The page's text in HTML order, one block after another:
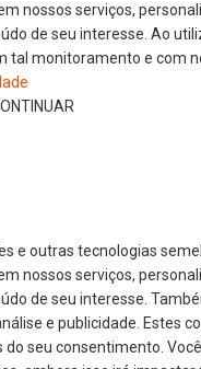
nossos serviços,
de seu interesse. Ao
tal monitoramento e com
e outras tecnologias
nossos serviços,
de seu interesse.
e publicidade. Estes
seu consentimento.